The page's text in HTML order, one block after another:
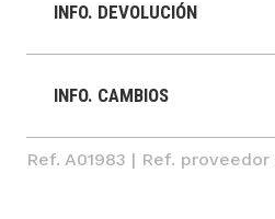
INFO. DEVOLUCIÓN
INFO. CAMBIOS
Ref. A01983 | Ref. proveedor